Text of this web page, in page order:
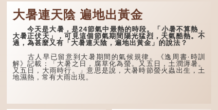
大暑連天陰 遍地出黃金
今天是大暑，是24節氣中最熱的時段。「小暑不算熱，
大暑正伏天」，可見這個節氣期間陽光猛烈，天氣酷熱。不
過，為甚麼又有「大暑連天陰，遍地出黃金」的說法？
古人早已留意到大暑期間的氣候規律。《逸周書·時訓
解》記載：「大暑之日，腐草化為螢。又五日，土潤溽暑。
又五日，大雨時行。」意思是說，大暑時節螢火蟲出生，土
地濕熱，常有大雨出現。